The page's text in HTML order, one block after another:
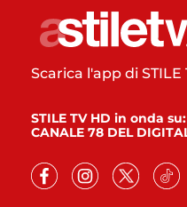
Scarica l'app di STILE
STILE TV HD in onda su:
CANALE 78 DEL